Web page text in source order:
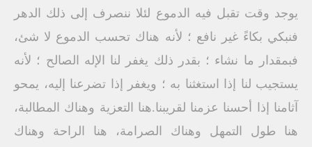
يوجد وقت تقبل فيه الدموع لئلا ننصرف إلى ذلك الدهر
فنبكي بكاءً غير نافع ؛ لأنه هناك تحسب الدموع لا شئ،
فبمقدار ما نشاء ؛ بقدر ذلك يغفر لنا الإله الصالح ؛ لأنه
يستجيب لنا إذا استغثنا به ؛ ويغفر إذا تضرعنا إليه، يمحو
آثامنا إذا أحسنا عزمنا لقريبنا.هنا التعزية وهناك المطالبة،
هنا طول التمهل وهناك الصرامة، هنا الراحة وهناك